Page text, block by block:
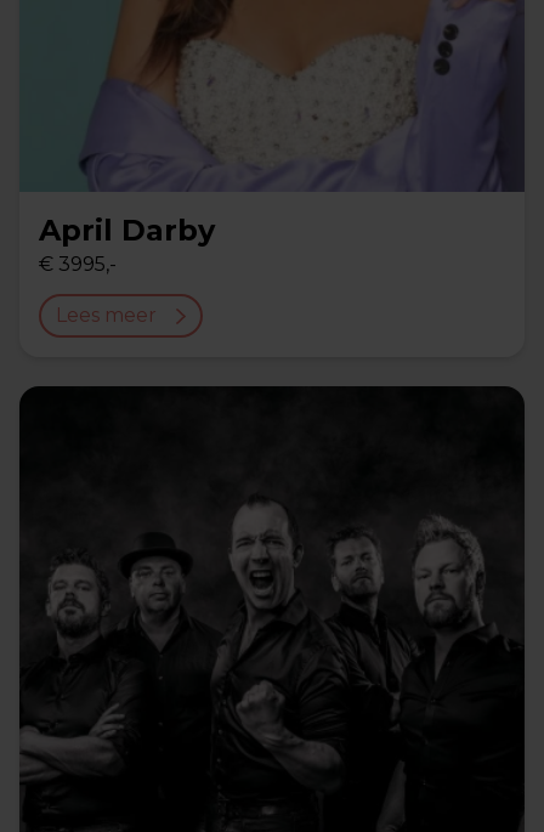
April Darby
€ 3995,-
Lees meer